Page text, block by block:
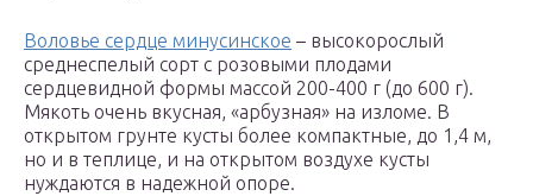
Воловье сердце минусинское – высокорослый
среднеспелый сорт с розовыми плодами
сердцевидной формы массой 200-400 г (до 600 г).
Мякоть очень вкусная, «арбузная» на изломе. В
открытом грунте кусты более компактные, до 1,4 м,
но и в теплице, и на открытом воздухе кусты
нуждаются в надежной опоре.